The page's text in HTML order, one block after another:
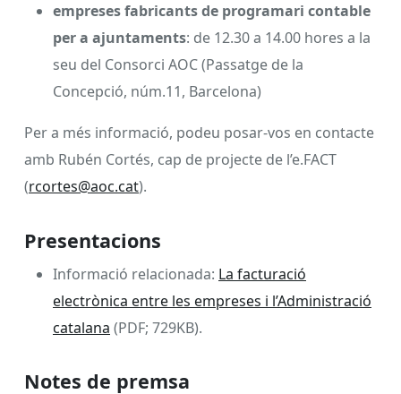
empreses fabricants de programari contable
per a ajuntaments: de 12.30 a 14.00 hores a la
seu del Consorci AOC (Passatge de la
Concepció, núm.11, Barcelona)
Per a més informació, podeu posar-vos en contacte
amb Rubén Cortés, cap de projecte de l’e.FACT
(rcortes@aoc.cat).
Presentacions
Informació relacionada: La facturació
electrònica entre les empreses i l’Administració
catalana (PDF; 729KB).
Notes de premsa